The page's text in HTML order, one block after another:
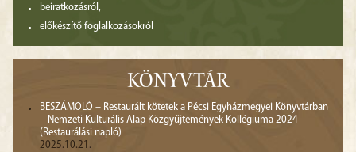
beiratkozásról,
előkészítő foglalkozásokról
KÖNYVTÁR
BESZÁMOLÓ – Restaurált kötetek a Pécsi Egyházmegyei Könyvtárban
– Nemzeti Kulturális Alap Közgyűjtemények Kollégiuma 2024
(Restaurálási napló)
2025.10.21.